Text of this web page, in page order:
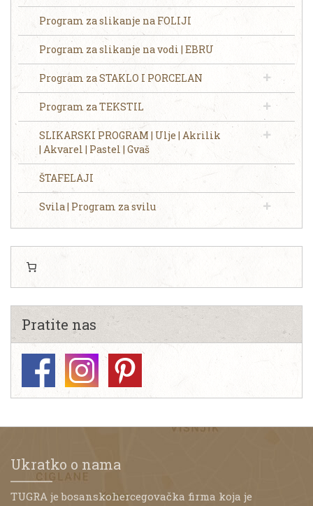
Program za slikanje na FOLIJI
Program za slikanje na vodi | EBRU
Program za STAKLO I PORCELAN
Program za TEKSTIL
SLIKARSKI PROGRAM | Ulje | Akrilik
| Akvarel | Pastel | Gvaš
ŠTAFELAJI
Svila | Program za svilu
Pratite nas
Ukratko o nama
TUGRA je bosanskohercegovačka firma koja je